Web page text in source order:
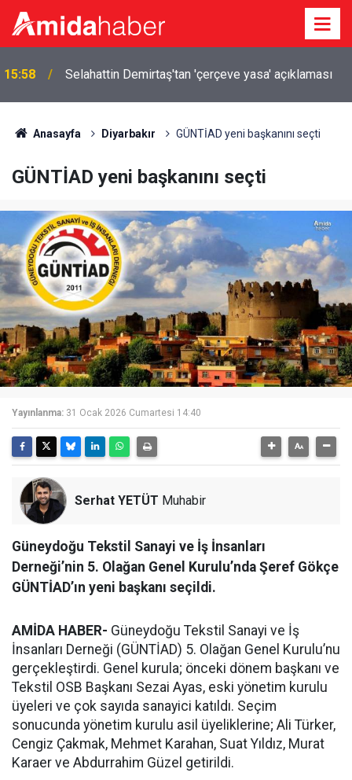
15:50
destek
Anasayfa Diyarbakır GÜNTİAD yeni başkanını seçti
GÜNTİAD yeni başkanını seçti
Yayınlanma: 31 Ocak 2026 Cumartesi 14:40
Serhat YETÜT Muhabir
Güneydoğu Tekstil Sanayi ve İş İnsanları
Derneği’nin 5. Olağan Genel Kurulu’nda Şeref Gökçe
GÜNTİAD’ın yeni başkanı seçildi.
AMİDA HABER- Güneydoğu Tekstil Sanayi ve İş
İnsanları Derneği (GÜNTİAD) 5. Olağan Genel Kurulu’nu
gerçekleştirdi. Genel kurula; önceki dönem başkanı ve
Tekstil OSB Başkanı Sezai Ayas, eski yönetim kurulu
üyeleri ve çok sayıda sanayici katıldı. Seçim
sonucunda yönetim kurulu asil üyeliklerine; Ali Türker,
Cengiz Çakmak, Mehmet Karahan, Suat Yıldız, Murat
Karaer ve Abdurrahim Güzel getirildi.